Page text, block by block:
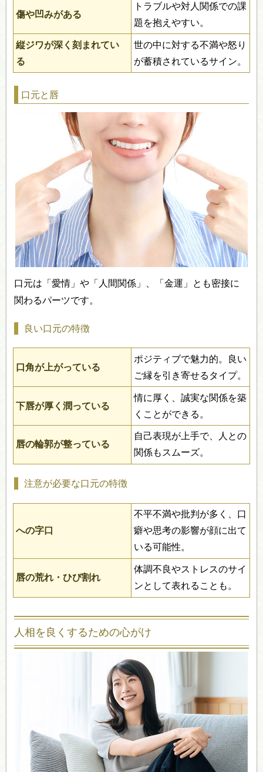
傷や凹みがある
トラブルや対人関係での課
題を抱えやすい。
縦ジワが深く刻まれてい
る
世の中に対する不満や怒り
が蓄積されているサイン。
口元と唇
口元は「愛情」や「人間関係」、「金運」とも密接に
関わるパーツです。
良い口元の特徴
口角が上がっている
ポジティブで魅力的。良い
ご縁を引き寄せるタイプ。
下唇が厚く潤っている
情に厚く、誠実な関係を築
くことができる。
唇の輪郭が整っている
自己表現が上手で、人との
関係もスムーズ。
注意が必要な口元の特徴
への字口
不平不満や批判が多く、口
癖や思考の影響が顔に出て
いる可能性。
唇の荒れ・ひび割れ
体調不良やストレスのサイ
ンとして表れることも。
人相を良くするための心がけ